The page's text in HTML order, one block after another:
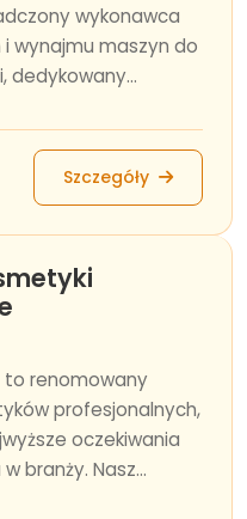
wykonawca
i wynajmu maszyn do
dedykowany...
Szczegóły
to renomowany
profesjonalnych,
oczekiwania
branży. Nasz...